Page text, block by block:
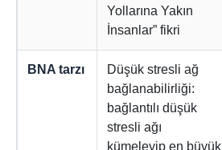
Yollarına Yakın
İnsanlar” fikri
BNA tarzı
Düşük stresli ağ
bağlanabilirliği:
bağlantılı düşük
stresli ağı
kümeleyip en büyük